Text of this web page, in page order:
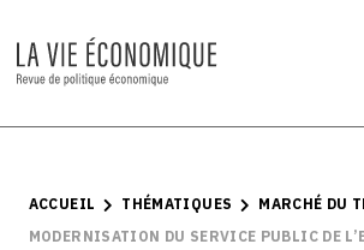
ACCUEIL THÉMATIQUES
MARCHÉ DU
MODERNISATION DU SERVICE PUBLIC DE